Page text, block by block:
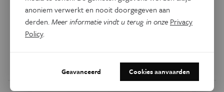
langzaamaan terug te keren. Toch is er nog veel werk aan
de winkel op vlak van waterkwaliteit, visbestanden en
habitat. Een blik op verleden en toekomst van dit tot de
anoniem verwerkt en nooit doorgegeven aan
derden.Meer informatie vindt u terug in onze Privacy
Policy.
Geavanceerd Cookies aanvaarden